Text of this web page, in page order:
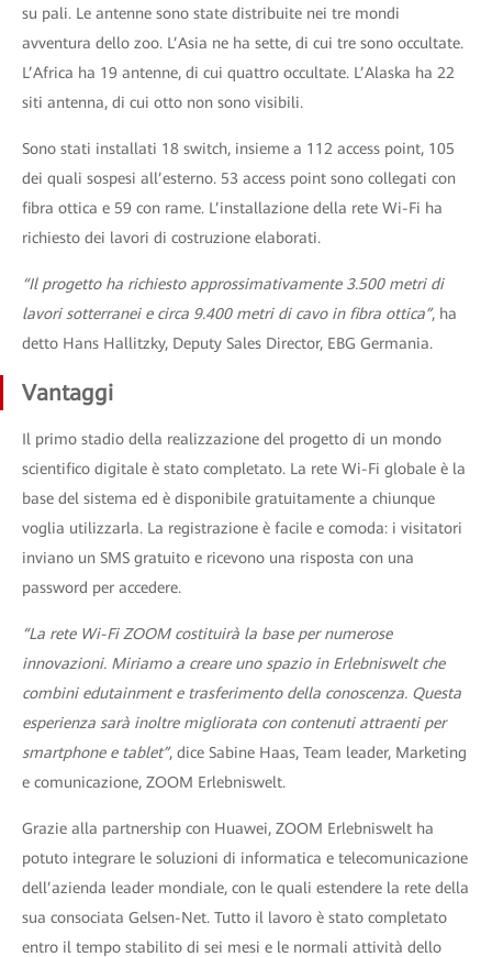
su pali. Le antenne sono state distribuite nei tre mondi
avventura dello zoo. L’Asia ne ha sette, di cui tre sono occultate.
L’Africa ha 19 antenne, di cui quattro occultate. L’Alaska ha 22
siti antenna, di cui otto non sono visibili.
Sono stati installati 18 switch, insieme a 112 access point, 105
dei quali sospesi all’esterno. 53 access point sono collegati con
fibra ottica e 59 con rame. L’installazione della rete Wi-Fi ha
richiesto dei lavori di costruzione elaborati.
“Il progetto ha richiesto approssimativamente 3.500 metri di
lavori sotterranei e circa 9.400 metri di cavo in fibra ottica”, ha
detto Hans Hallitzky, Deputy Sales Director, EBG Germania.
Vantaggi
Il primo stadio della realizzazione del progetto di un mondo
scientifico digitale è stato completato. La rete Wi-Fi globale è la
base del sistema ed è disponibile gratuitamente a chiunque
voglia utilizzarla. La registrazione è facile e comoda: i visitatori
inviano un SMS gratuito e ricevono una risposta con una
password per accedere.
“La rete Wi-Fi ZOOM costituirà la base per numerose
innovazioni. Miriamo a creare uno spazio in Erlebniswelt che
combini edutainment e trasferimento della conoscenza. Questa
esperienza sarà inoltre migliorata con contenuti attraenti per
smartphone e tablet”, dice Sabine Haas, Team leader, Marketing
e comunicazione, ZOOM Erlebniswelt.
Grazie alla partnership con Huawei, ZOOM Erlebniswelt ha
potuto integrare le soluzioni di informatica e telecomunicazione
dell’azienda leader mondiale, con le quali estendere la rete della
sua consociata Gelsen-Net. Tutto il lavoro è stato completato
entro il tempo stabilito di sei mesi e le normali attività dello